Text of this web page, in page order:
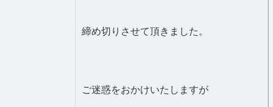
締め切りさせて頂きました。
ご迷惑をおかけいたしますが